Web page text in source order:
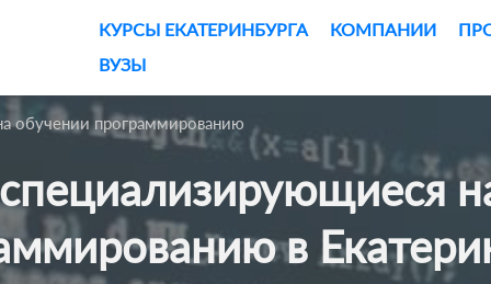
КУРСЫ ЕКАТЕРИНБУРГА КОМПАНИИ
ВУЗЫ
обучении программированию
в